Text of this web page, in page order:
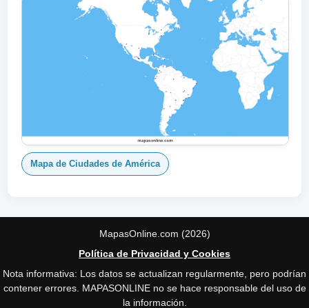
Mapa de Ciudades de América
MapasOnline.com (2026)
Política de Privacidad y Cookies
Nota informativa: Los datos se actualizan regularmente, pero podrían
contener errores. MAPASONLINE no se hace responsable del uso de
la información.